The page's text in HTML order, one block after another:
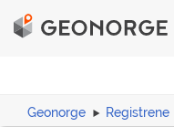
Geonorge Registrene